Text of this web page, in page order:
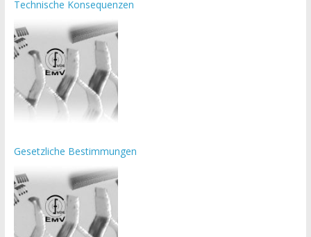
Technische Konsequenzen
Gesetzliche Bestimmungen